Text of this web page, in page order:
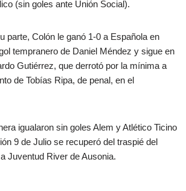
(sin goles ante Unión Social).
parte, Colón le ganó 1-0 a Española en
tempranero de Daniel Méndez y sigue en
Gutiérrez, que derrotó por la mínima a
de Tobías Ripa, de penal, en el
igualaron sin goles Alem y Atlético Ticino
9 de Julio se recuperó del traspié del
a Juventud River de Ausonia.